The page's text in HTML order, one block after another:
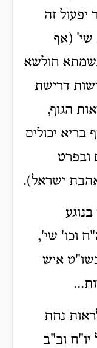
זה
שי' (אף
חולשא
דרישת
הגוף,
בריא יכולים
ובפרט
ישראל).
וכו' שי',
איש
נחת
יו"ח וב"ב